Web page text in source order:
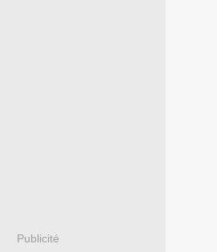
Publicité